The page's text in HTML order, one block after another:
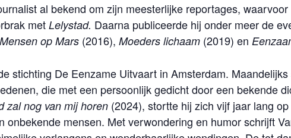
al bekend om zijn meesterlijke reportages,
met Lelystad. Daarna publiceerde hij onder meer de
Mensen op Mars (2016), Moeders lichaam (2019) en
stichting De Eenzame Uitvaart in Amsterdam.
die met een persoonlijk gedicht door een bekende
zal nog van mij horen (2024), stortte hij zich vijf jaar lang
onbekende mensen. Met verwondering en humor schrijft